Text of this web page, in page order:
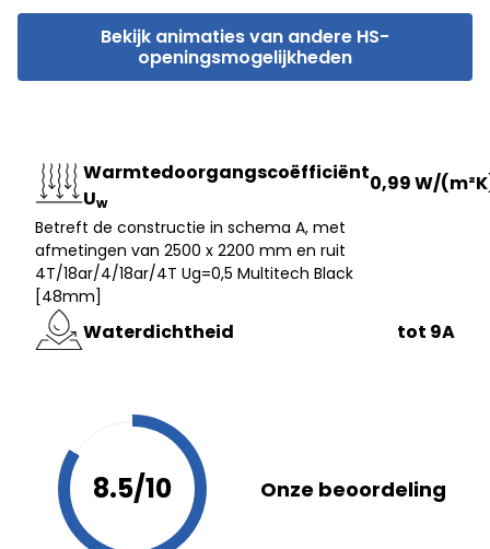
Bekijk animaties van andere HS-
openingsmogelijkheden
Warmtedoorgangscoëfficiënt
Uw
Betreft de constructie in schema A, met
afmetingen van 2500 x 2200 mm en ruit
4T/18ar/4/18ar/4T Ug=0,5 Multitech Black
[48mm]
0,99 W/
Waterdichtheid tot 9A
8.5/10 Onze beoordeling